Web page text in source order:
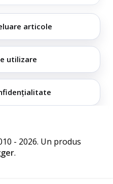
articole
utilizare
- 2026. Un produs
.